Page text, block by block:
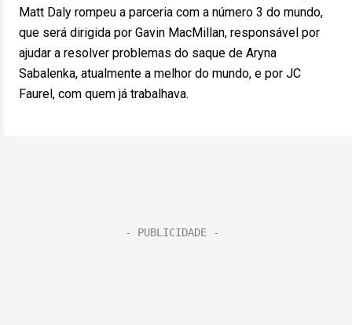
Matt Daly rompeu a parceria com a número 3 do mundo,
que será dirigida por Gavin MacMillan, responsável por
ajudar a resolver problemas do saque de Aryna
Sabalenka, atualmente a melhor do mundo, e por JC
Faurel, com quem já trabalhava.